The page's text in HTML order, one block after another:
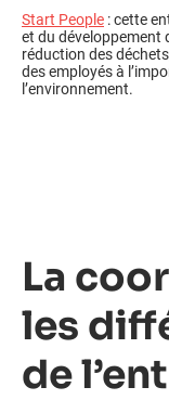
Start People : cette
et du développement
réduction des
des employés à
l’environnement.
La
les
de